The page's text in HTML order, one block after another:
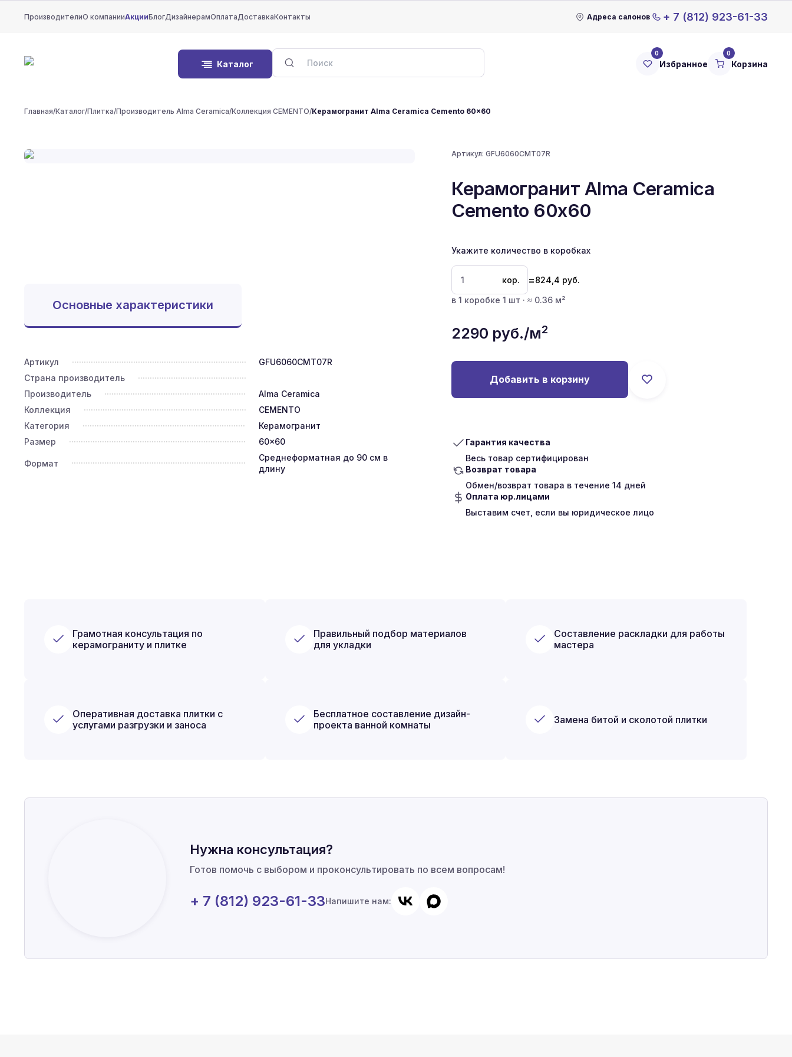
ПроизводителиО компанииАкцииБлогДизайнерамОплатаДоставкаКонтакты Адреса салонов + 7 (812) 923-61-33
Каталог
0
Избранное
0
Корзина
Главная/Каталог/Плитка/Производитель Alma Ceramica/Коллекция CEMENTO/Керамогранит Alma Ceramica Cemento 60x60
Артикул:GFU6060CMT07R
Керамогранит Alma Ceramica
Cemento 60x60
Укажите количество в коробках
кор. =824,4 руб.
в 1 коробке 1 шт · ≈ 0.36 м²
2290 руб./м2
Добавить в корзину
Гарантия качества
Весь товар сертифицирован
Возврат товара
Обмен/возврат товара в течение 14 дней
Оплата юр.лицами
Выставим счет, если вы юридическое лицо
Основные характеристики
Артикул
GFU6060CMT07R
Страна производитель
Производитель
Alma Ceramica
Коллекция
CEMENTO
Категория
Керамогранит
Размер
60x60
Формат
Среднеформатная до 90 см в
длину
Грамотная консультация по
керамограниту и плитке
Правильный подбор материалов
для укладки
Составление раскладки для работы
мастера
Оперативная доставка плитки с
услугами разгрузки и заноса
Бесплатное составление дизайн-
проекта ванной комнаты
Замена битой и сколотой плитки
Нужна консультация?
Готов помочь с выбором и проконсультировать по всем вопросам!
+ 7 (812) 923-61-33Напишите нам: